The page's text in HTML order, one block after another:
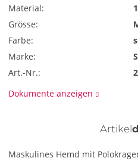
Material:
Grösse:
Farbe:
Marke:
Art.-Nr.:
Dokumente anzeigen
Artikel
Maskulines Hemd mit